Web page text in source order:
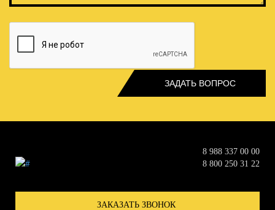
8 988 337 00 00
8 800 250 31 22
ЗАКАЗАТЬ ЗВОНОК